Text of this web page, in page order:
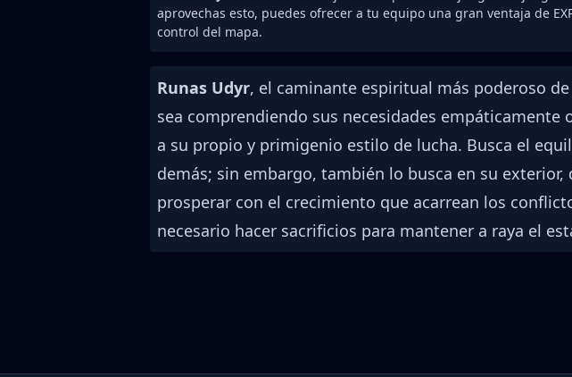
aprovechas esto, puedes ofrecer a tu equipo una gran ventaja de
control del mapa.
Runas Udyr, el caminante espiritual más poderoso
sea comprendiendo sus necesidades
a su propio y primigenio estilo de lucha. Busca el
demás; sin embargo, también lo busca en su
prosperar con el crecimiento que acarrean los
necesario hacer sacrificios para mantener a raya el